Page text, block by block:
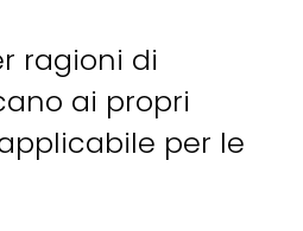
ragioni di
ai propri
per le